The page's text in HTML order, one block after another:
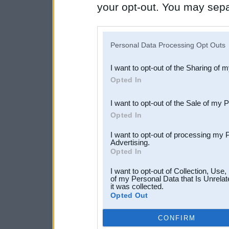
your opt-out. You may
Downstream Participants
third parties.
Personal Data Processing Opt Outs
I want to opt-out of the Sharing of
Opted In
I want to opt-out of the Sale of my
Opted In
I want to opt-out of processing my
Advertising.
Opted In
I want to opt-out of Collection,
of my Personal Data that Is
it was collected.
Opted Out
CONFIRM